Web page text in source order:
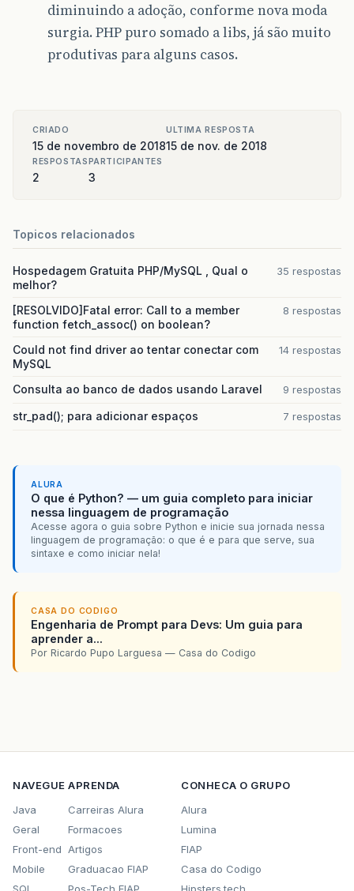
diminuindo a adoção, conforme nova moda
surgia. PHP puro somado a libs, já são muito
produtivas para alguns casos.
CRIADO
15 de novembro de 2018
ULTIMA RESPOSTA
15 de nov. de 2018
RESPOSTAS
2
PARTICIPANTES
3
Topicos relacionados
Hospedagem Gratuita PHP/MySQL , Qual o
melhor?
35 respostas
[RESOLVIDO]Fatal error: Call to a member
function fetch_assoc() on boolean?
8 respostas
Could not find driver ao tentar conectar com
MySQL
14 respostas
Consulta ao banco de dados usando Laravel 9 respostas
str_pad(); para adicionar espaços 7 respostas
ALURA
O que é Python? — um guia completo para iniciar
nessa linguagem de programação
Acesse agora o guia sobre Python e inicie sua jornada nessa
linguagem de programação: o que é e para que serve, sua
sintaxe e como iniciar nela!
CASA DO CODIGO
Engenharia de Prompt para Devs: Um guia para
aprender a...
Por Ricardo Pupo Larguesa — Casa do Codigo
NAVEGUE
Java
Geral
Front-end
Mobile
APRENDA
Carreiras Alura
Formacoes
Artigos
Graduacao FIAP
CONHECA O GRUPO
Alura
Lumina
FIAP
Casa do Codigo